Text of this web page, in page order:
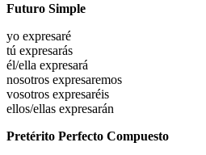
Futuro Simple
yo expresaré
tú expresarás
él/ella expresará
nosotros expresaremos
vosotros expresaréis
ellos/ellas expresarán
Pretérito Perfecto Compuesto